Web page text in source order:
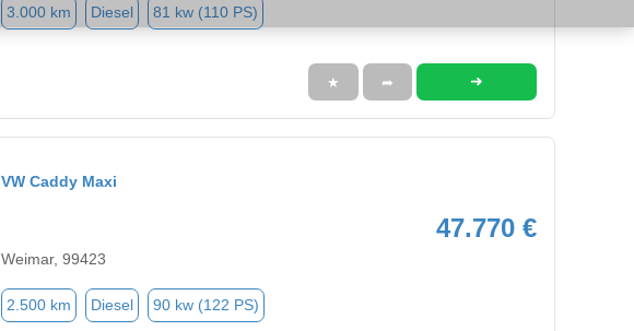
3.000 km Diesel 81 kw (110 PS)
★ ➦ ➜
VW Caddy Maxi
47.770 €
Weimar, 99423
2.500 km Diesel 90 kw (122 PS)